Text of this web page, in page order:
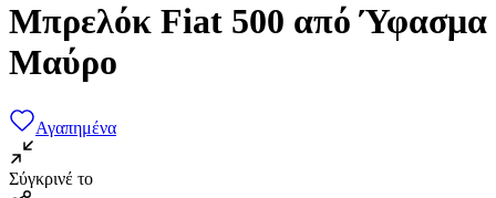
Μπρελόκ Fiat 500 από Ύφασμα
Μαύρο
Αγαπημένα
Σύγκρινέ το